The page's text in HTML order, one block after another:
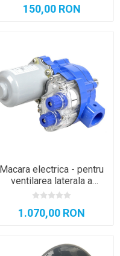
150,00 RON
Macara electrica - pentru
ventilarea laterala a
solarului GEO
1.070,00 RON